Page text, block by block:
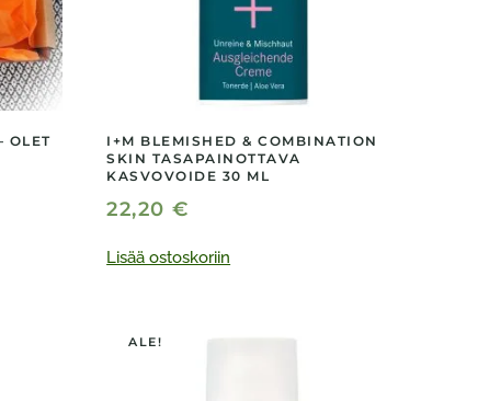
OLET
I+M BLEMISHED & COMBINATION
SKIN TASAPAINOTTAVA
KASVOVOIDE 30 ML
22,20€
Lisää ostoskoriin
ALE!